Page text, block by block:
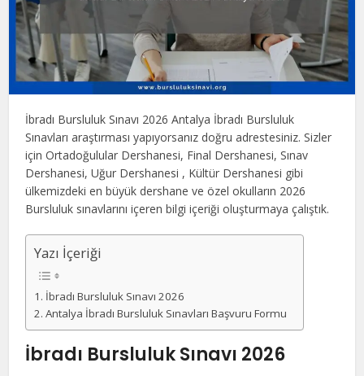
İbradı Bursluluk Sınavı 2026 Antalya İbradı Bursluluk
Sınavları araştırması yapıyorsanız doğru adrestesiniz. Sizler
için Ortadoğulular Dershanesi, Final Dershanesi, Sınav
Dershanesi, Uğur Dershanesi , Kültür Dershanesi gibi
ülkemizdeki en büyük dershane ve özel okulların 2026
Bursluluk sınavlarını içeren bilgi içeriği oluşturmaya çalıştık.
Yazı İçeriği
İbradı Bursluluk Sınavı 2026
Antalya İbradı Bursluluk Sınavları Başvuru Formu
İbradı Bursluluk Sınavı 2026